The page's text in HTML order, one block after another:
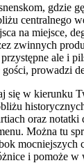
gdzie
centralnego
na miejsce,
zwinnych
ale i
prowadzi
się w kierunku
oraz notatki
Można tu
mocniejszych
i pomoże w